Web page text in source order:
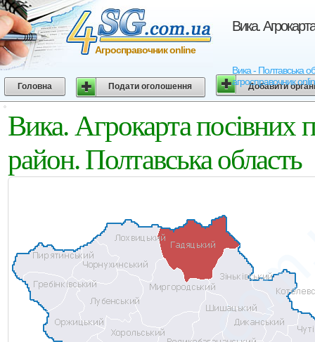
Вика.
Вика - Полтавська
агросправочник
Агросправочник online
Головна Подати оголошення Добавити
Вика. Агрокарта
район. Полтавська область